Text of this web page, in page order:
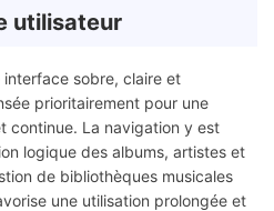
utilisateur
sobre, claire et
prioritairement pour une
continue. La navigation y est
logique des albums, artistes et
de bibliothèques musicales
une utilisation prolongée et